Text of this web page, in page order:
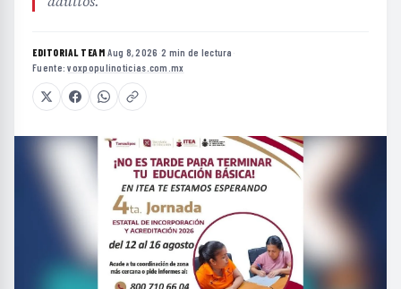
EDITORIAL TEAM·Aug 8, 2026 ·2 min de lectura ·
Fuente:voxpopulinoticias.com.mx